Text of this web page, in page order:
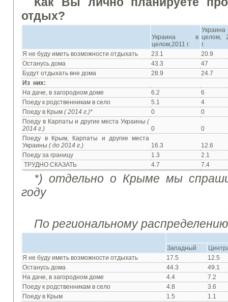
отдых?
Украина в
целом,2011 г.
целом,
г.
Я не буду иметь возможности отдыхать
23.1
20.9
Останусь дома
43.3
47
Будут отдыхать вне дома
28.9
24.7
Из них:
На даче, в загородном доме
6.2
6
Поеду к родственникам в село
5.1
4
Поеду в Крым(2014 г.)* 0
0
Поеду в Карпаты и другие места Украины(
2014 г.)
0
0
Поеду в Крым, Карпаты и другие места
Украины(до 2014 г.) 16.3
12.6
Поеду за границу
1.3
2.1
ТРУДНО СКАЗАТЬ
4.7 7.4
*) отдельно о Крыме мы
году
По региональному
Западный
Я не буду иметь возможности отдыхать
17.5
12.5
Останусь дома
44.3
49.1
На даче, в загородном доме
4.4
7.2
Поеду к родственникам в село
4.8
3.6
Поеду в Крым
1.5
1.1